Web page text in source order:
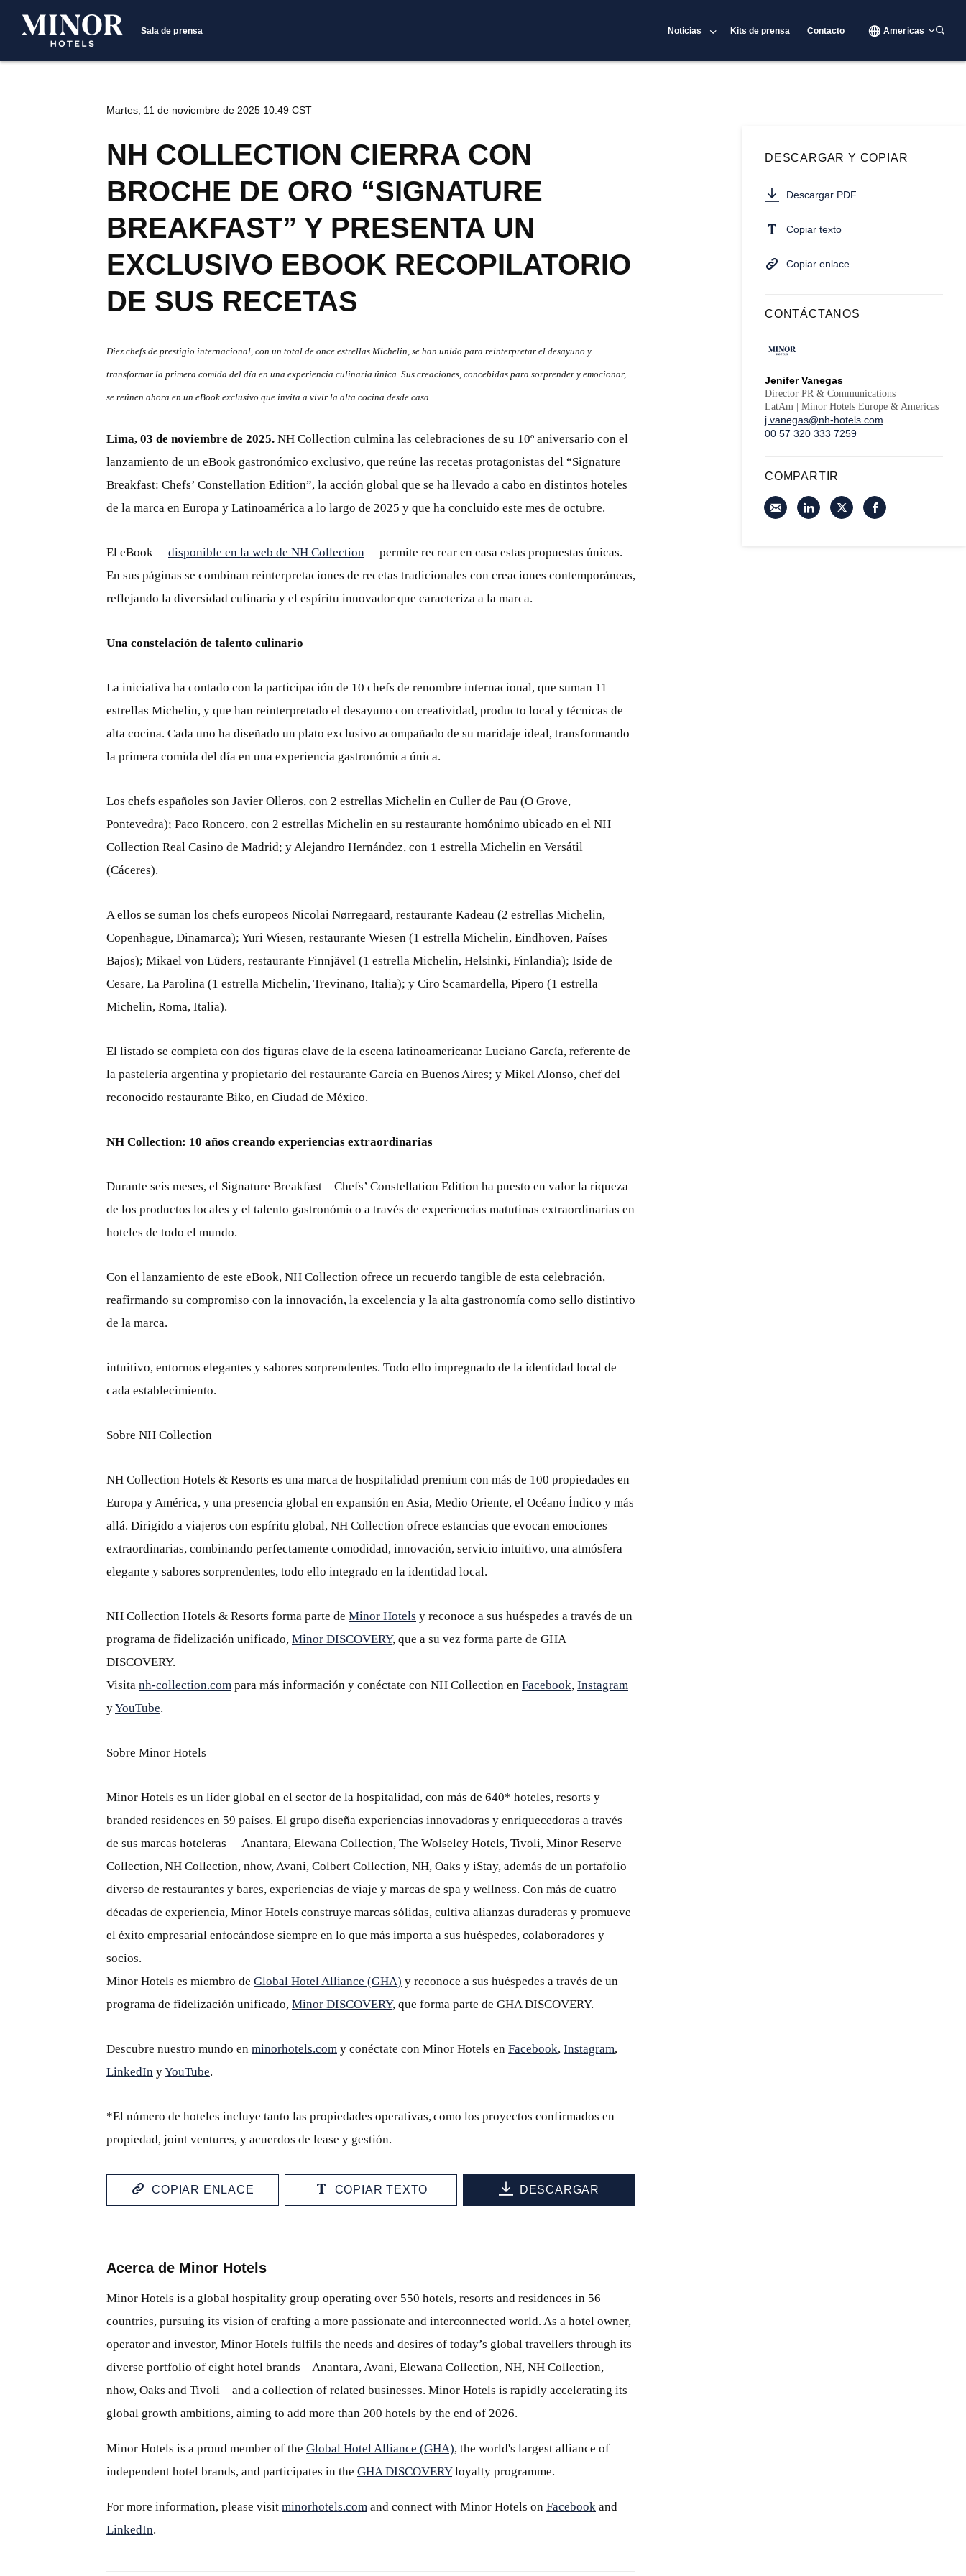
Sala de prensa Noticias Kits de prensa Contacto Americas
Martes, 11 de noviembre de 2025 10:49 CST
NH COLLECTION CIERRA CON
BROCHE DE ORO “SIGNATURE
BREAKFAST” Y PRESENTA UN
EXCLUSIVO EBOOK RECOPILATORIO
DE SUS RECETAS
Diez chefs de prestigio internacional, con un total de once estrellas Michelin, se han unido para reinterpretar el desayuno y
transformar la primera comida del día en una experiencia culinaria única. Sus creaciones, concebidas para sorprender y emocionar,
se reúnen ahora en un eBook exclusivo que invita a vivir la alta cocina desde casa.
Lima, 03 de noviembre de 2025. NH Collection culmina las celebraciones de su 10º aniversario con el
lanzamiento de un eBook gastronómico exclusivo, que reúne las recetas protagonistas del “Signature
Breakfast: Chefs’ Constellation Edition”, la acción global que se ha llevado a cabo en distintos hoteles
de la marca en Europa y Latinoamérica a lo largo de 2025 y que ha concluido este mes de octubre.
El eBook —disponible en la web de NH Collection— permite recrear en casa estas propuestas únicas.
En sus páginas se combinan reinterpretaciones de recetas tradicionales con creaciones contemporáneas,
reflejando la diversidad culinaria y el espíritu innovador que caracteriza a la marca.
Una constelación de talento culinario
La iniciativa ha contado con la participación de 10 chefs de renombre internacional, que suman 11
estrellas Michelin, y que han reinterpretado el desayuno con creatividad, producto local y técnicas de
alta cocina. Cada uno ha diseñado un plato exclusivo acompañado de su maridaje ideal, transformando
la primera comida del día en una experiencia gastronómica única.
Los chefs españoles son Javier Olleros, con 2 estrellas Michelin en Culler de Pau (O Grove,
Pontevedra); Paco Roncero, con 2 estrellas Michelin en su restaurante homónimo ubicado en el NH
Collection Real Casino de Madrid; y Alejandro Hernández, con 1 estrella Michelin en Versátil
(Cáceres).
A ellos se suman los chefs europeos Nicolai Nørregaard, restaurante Kadeau (2 estrellas Michelin,
Copenhague, Dinamarca); Yuri Wiesen, restaurante Wiesen (1 estrella Michelin, Eindhoven, Países
Bajos); Mikael von Lüders, restaurante Finnjävel (1 estrella Michelin, Helsinki, Finlandia); Iside de
Cesare, La Parolina (1 estrella Michelin, Trevinano, Italia); y Ciro Scamardella, Pipero (1 estrella
Michelin, Roma, Italia).
El listado se completa con dos figuras clave de la escena latinoamericana: Luciano García, referente de
la pastelería argentina y propietario del restaurante García en Buenos Aires; y Mikel Alonso, chef del
reconocido restaurante Biko, en Ciudad de México.
NH Collection: 10 años creando experiencias extraordinarias
Durante seis meses, el Signature Breakfast – Chefs’ Constellation Edition ha puesto en valor la riqueza
de los productos locales y el talento gastronómico a través de experiencias matutinas extraordinarias en
hoteles de todo el mundo.
Con el lanzamiento de este eBook, NH Collection ofrece un recuerdo tangible de esta celebración,
reafirmando su compromiso con la innovación, la excelencia y la alta gastronomía como sello distintivo
de la marca.
intuitivo, entornos elegantes y sabores sorprendentes. Todo ello impregnado de la identidad local de
cada establecimiento.
Sobre NH Collection
NH Collection Hotels & Resorts es una marca de hospitalidad premium con más de 100 propiedades en
Europa y América, y una presencia global en expansión en Asia, Medio Oriente, el Océano Índico y más
allá. Dirigido a viajeros con espíritu global, NH Collection ofrece estancias que evocan emociones
extraordinarias, combinando perfectamente comodidad, innovación, servicio intuitivo, una atmósfera
elegante y sabores sorprendentes, todo ello integrado en la identidad local.
NH Collection Hotels & Resorts forma parte de Minor Hotels y reconoce a sus huéspedes a través de un
programa de fidelización unificado, Minor DISCOVERY, que a su vez forma parte de GHA
DISCOVERY.
Visita nh-collection.com para más información y conéctate con NH Collection en Facebook, Instagram
yYouTube.
Sobre Minor Hotels
Minor Hotels es un líder global en el sector de la hospitalidad, con más de 640* hoteles, resorts y
branded residences en 59 países. El grupo diseña experiencias innovadoras y enriquecedoras a través
de sus marcas hoteleras —Anantara, Elewana Collection, The Wolseley Hotels, Tivoli, Minor Reserve
Collection, NH Collection, nhow, Avani, Colbert Collection, NH, Oaks y iStay, además de un portafolio
diverso de restaurantes y bares, experiencias de viaje y marcas de spa y wellness. Con más de cuatro
décadas de experiencia, Minor Hotels construye marcas sólidas, cultiva alianzas duraderas y promueve
el éxito empresarial enfocándose siempre en lo que más importa a sus huéspedes, colaboradores y
socios.
Minor Hotels es miembro de Global Hotel Alliance (GHA) y reconoce a sus huéspedes a través de un
programa de fidelización unificado, Minor DISCOVERY, que forma parte de GHA DISCOVERY.
Descubre nuestro mundo en minorhotels.com y conéctate con Minor Hotels en Facebook, Instagram,
LinkedIn yYouTube.
*El número de hoteles incluye tanto las propiedades operativas, como los proyectos confirmados en
propiedad, joint ventures, y acuerdos de lease y gestión.
COPIAR ENLACE COPIAR TEXTO DESCARGAR
Acerca de Minor Hotels
Minor Hotels is a global hospitality group operating over 550 hotels, resorts and residences in 56
countries, pursuing its vision of crafting a more passionate and interconnected world. As a hotel owner,
operator and investor, Minor Hotels fulfils the needs and desires of today’s global travellers through its
diverse portfolio of eight hotel brands – Anantara, Avani, Elewana Collection, NH, NH Collection,
nhow, Oaks and Tivoli – and a collection of related businesses. Minor Hotels is rapidly accelerating its
global growth ambitions, aiming to add more than 200 hotels by the end of 2026.
Minor Hotels is a proud member of the Global Hotel Alliance (GHA), the world's largest alliance of
independent hotel brands, and participates in the GHA DISCOVERYloyalty programme.
For more information, please visit minorhotels.com and connect with Minor Hotels on Facebook and
LinkedIn.
DESCARGAR Y COPIAR
Descargar PDF
Copiar texto
Copiar enlace
CONTÁCTANOS
Jenifer Vanegas
Director PR & Communications
LatAm | Minor Hotels Europe & Americas
j.vanegas@nh-hotels.com
00 57 320 333 7259
COMPARTIR